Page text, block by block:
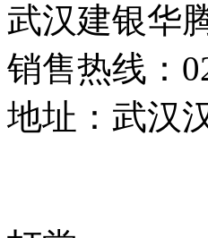
武汉建银华
销售热线：
地址：武汉